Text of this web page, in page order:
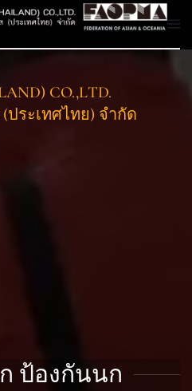
CO.,LTD.
ประเทศไทย) จำกัด
ป้องกันนก